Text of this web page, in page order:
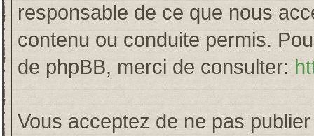
responsable de ce que nous
contenu ou conduite permis.
de phpBB, merci de consulter:
Vous acceptez de ne pas